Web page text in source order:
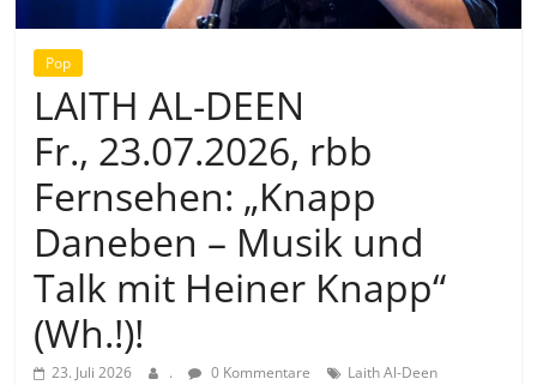
Pop
LAITH AL-DEEN
Fr., 23.07.2026, rbb
Fernsehen: „Knapp
Daneben – Musik und
Talk mit Heiner Knapp“
(Wh.!)!
23. Juli 2026 . 0 Kommentare Laith Al-Deen